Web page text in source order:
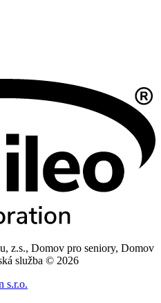
z.s., Domov pro seniory, Domov
služba © 2026
s.r.o.